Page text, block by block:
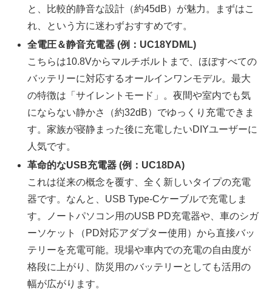
と、比較的静音な設計（約45dB）が魅力。まずはこ
れ、という方に迷わずおすすめです。
全電圧＆静音充電器 (例：UC18YDML)
こちらは10.8Vからマルチボルトまで、ほぼすべての
バッテリーに対応するオールインワンモデル。最大
の特徴は「サイレントモード」。夜間や室内でも気
にならない静かさ（約32dB）でゆっくり充電できま
す。家族が寝静まった後に充電したいDIYユーザーに
人気です。
革命的なUSB充電器 (例：UC18DA)
これは従来の概念を覆す、全く新しいタイプの充電
器です。なんと、USB Type-Cケーブルで充電しま
す。ノートパソコン用のUSB PD充電器や、車のシガ
ーソケット（PD対応アダプター使用）から直接バッ
テリーを充電可能。現場や車内での充電の自由度が
格段に上がり、防災用のバッテリーとしても活用の
幅が広がります。